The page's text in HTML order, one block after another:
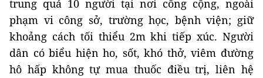
trung quá 10 người tại nơi công cộng, ngoài
phạm vi công sở, trường học, bệnh viện; giữ
khoảng cách tối thiểu 2m khi tiếp xúc. Người
dân có biểu hiện ho, sốt, khó thở, viêm đường
hô hấp không tự mua thuốc điều trị, liên hệ